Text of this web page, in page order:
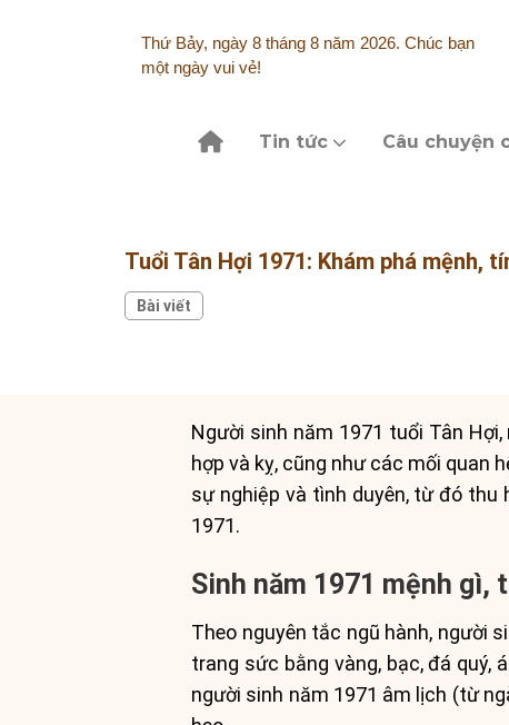
Thứ Bảy, ngày 8 tháng 8 năm 2026. Chúc bạn
một ngày vui vẻ!
Tin tức Câu chuyện
Tuổi Tân Hợi 1971: Khám phá mệnh,
Bài viết
Người sinh năm 1971 tuổi Tân
hợp và kỵ, cũng như các mối quan
sự nghiệp và tình duyên, từ đó thu
1971.
Sinh năm 1971 mệnh gì,
Theo nguyên tắc ngũ hành, người
trang sức bằng vàng, bạc, đá quý,
người sinh năm 1971 âm lịch (từ